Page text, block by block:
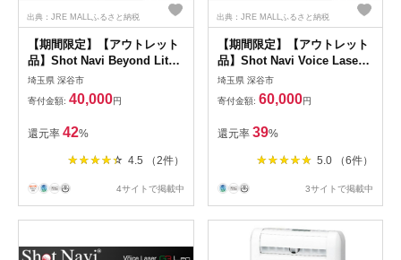
出典：JRE MALLふるさと納税
【期間限定】【アウトレット
品】Shot Navi Beyond Lite
Plus（ショットナビ ビヨン
ド ライト プラス）＜カラ
ー：ホワイト＞ 【11218-
埼玉県 深谷市
寄付金額: 40,000円
還元率 42%
4.5 （2件）
4サイトで掲載中
出典：JRE MALLふるさと納税
【期間限定】【アウトレット
品】Shot Navi Voice Laser
Red Leo（ショットナビ ボイ
スレーザーレッドレオ）＜カ
ラー：ホワイト＞ 【11218-
0755】
埼玉県 深谷市
寄付金額: 60,000円
還元率 39%
5.0 （6件）
3サイトで掲載中